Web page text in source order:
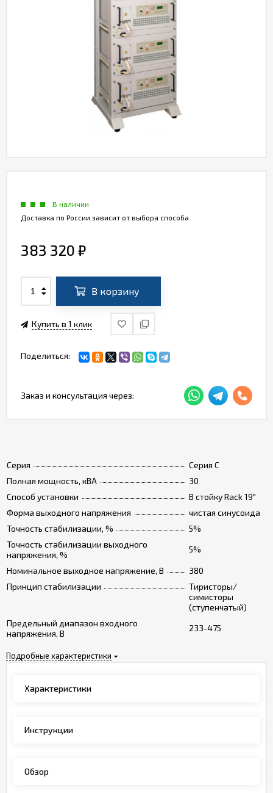
Серия
Серия C
Полная мощность, кВА
30
Способ установки
В стойку Rack 19"
Форма выходного напряжения
чистая синусоида
Точность стабилизации, %
5%
Точность стабилизации выходного
напряжения, %
5%
Номинальное выходное напряжение, В
380
Принцип стабилизации
Тиристоры/
симисторы
(ступенчатый)
Предельный диапазон входного
напряжения, В
233-475
Подробные характеристики
В наличии
Доставка по России зависит от выбора способа
383 320 ₽
В корзину
Купить в 1 клик
Поделиться:
Заказ и консультация через:
Характеристики
Инструкции
Обзор